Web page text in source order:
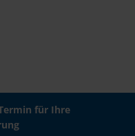
für Ihre